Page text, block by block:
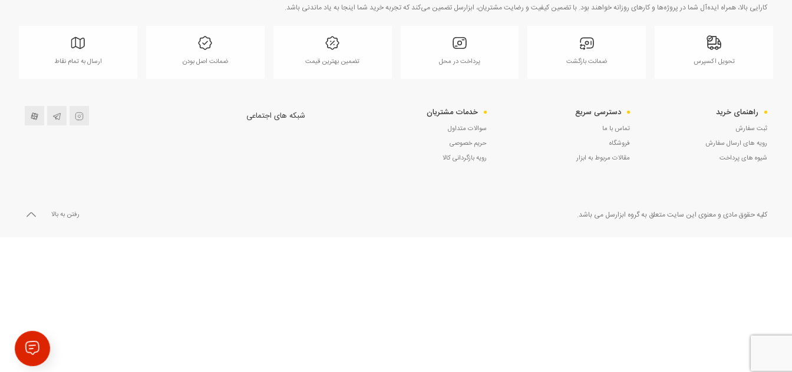
کارایی بالا، همراه ایده‌آل شما در پروژه‌ها و کارهای روزانه خواهند بود. با تضمین کیفیت و رضایت مشتریان، ابزارسل تضمین می‌کند که تجربه خرید شما اینجا به یاد ماندنی باشد.
تحویل اکسپرس ضمانت بازگشت پرداخت در محل تضمین بهترین قیمت ضمانت اصل بودن ارسال به تمام نقاط
راهنمای خرید
ثبت سفارش
رویه های ارسال سفارش
شیوه های پرداخت
دسترسی سریع
تماس با ما
فروشگاه
مقالات مربوط به ابزار
خدمات مشتریان
سوالات متداول
حریم خصوصی
رویه بازگردانی کالا
شبکه های اجتماعی
کلیه حقوق مادی و معنوی این سایت متعلق به گروه ابزارسل می باشد. رفتن به بالا